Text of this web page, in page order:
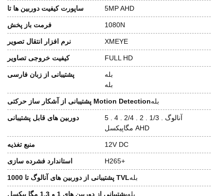
ساپورت کیفیت دوربین ها تا 5MP AHD
فرمت باز پخش 1080N
نرم افزار انتقال تصویر XMEYE
کیفیت خروجی تصاویر FULL HD
پشتیبانی از زبان فارسی
بله
بله
پشتیبانی از آشکار ساز حرکتی Motion Detectionبله
دوربین های قابل پشتیبانی
آنالوگ . 1/3 . 2 . 2/4 . 4 . 5
مگاپیکسل AHD
منبع تغذیه 12V DC
استاندارد فشرده سازی H265+
پشتیبانی از دوربین های آنالوگ تا 1000 TVLبله
پشتیبانی از دوربین های 1 و 1.3 مگا پیکسلبله